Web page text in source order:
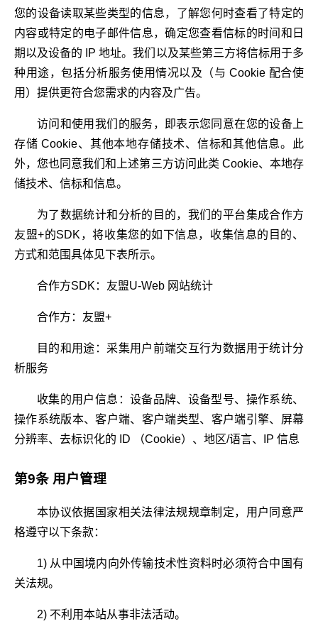
您的设备读取某些类型的信息，了解您何时查看了特定的
内容或特定的电子邮件信息，确定您查看信标的时间和日
期以及设备的 IP 地址。我们以及某些第三方将信标用于多
种用途，包括分析服务使用情况以及（与 Cookie 配合使
用）提供更符合您需求的内容及广告。
访问和使用我们的服务，即表示您同意在您的设备上
存储 Cookie、其他本地存储技术、信标和其他信息。此
外，您也同意我们和上述第三方访问此类 Cookie、本地存
储技术、信标和信息。
为了数据统计和分析的目的，我们的平台集成合作方
友盟+的SDK，将收集您的如下信息，收集信息的目的、
方式和范围具体见下表所示。
合作方SDK：友盟U-Web 网站统计
合作方：友盟+
目的和用途：采集用户前端交互行为数据用于统计分
析服务
收集的用户信息：设备品牌、设备型号、操作系统、
操作系统版本、客户端、客户端类型、客户端引擎、屏幕
分辨率、去标识化的 ID （Cookie）、地区/语言、IP 信息
第9条 用户管理
本协议依据国家相关法律法规规章制定，用户同意严
格遵守以下条款：
1) 从中国境内向外传输技术性资料时必须符合中国有
关法规。
2) 不利用本站从事非法活动。